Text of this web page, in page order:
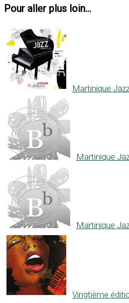
Pour aller plus loin...
Martinique
Martinique
Martinique
Vingtième